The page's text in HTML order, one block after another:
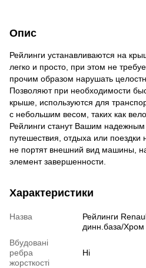
Опис
Рейлинги устанавливаются на
легко и просто, при этом не
прочим образом нарушать
Позволяют при необходимости
крыше, используются для
с небольшим весом, таких как
Рейлинги станут Вашим
путешествия, отдыха или поездки
не портят внешний вид машины,
элемент завершенности.
Характеристики
Назва
Рейлинги
динн.база/Хром
Вбудовані
ребра
жорсткості
Ні